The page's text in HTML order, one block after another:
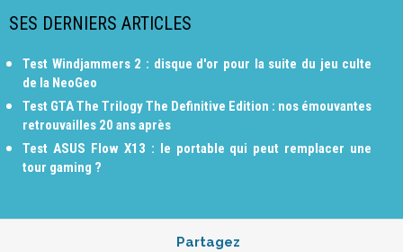
SES DERNIERS ARTICLES
Test Windjammers 2 : disque d'or pour la suite du jeu culte
de la NeoGeo
Test GTA The Trilogy The Definitive Edition : nos émouvantes
retrouvailles 20 ans après
Test ASUS Flow X13 : le portable qui peut remplacer une
tour gaming ?
Partagez